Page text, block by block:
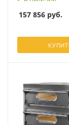
157 856 руб.